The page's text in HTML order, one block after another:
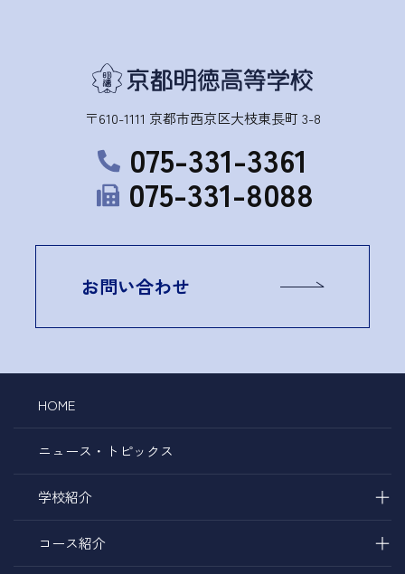
〒610-1111 京都市西京区大枝東長町 3-8
075-331-3361
075-331-8088
お問い合わせ
HOME
ニュース・トピックス
学校紹介 ＋
コース紹介 ＋